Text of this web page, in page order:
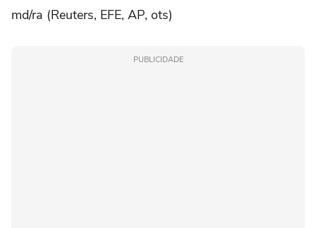
md/ra (Reuters, EFE, AP, ots)
PUBLICIDADE